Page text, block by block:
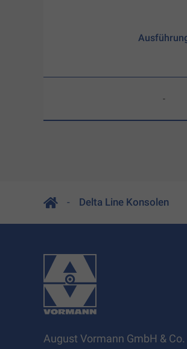
-
Delta Line Konsolen
August Vormann GmbH & Co.